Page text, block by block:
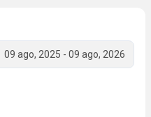
09 ago, 2025 - 09 ago, 2026